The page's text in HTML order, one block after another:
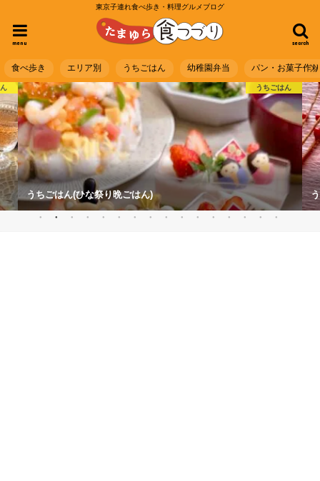
東京子連れ食べ歩き・料理グルメブログ
search
menu
食べ歩き エリア別 うちごはん 幼稚園弁当 パン・お菓子作り
うちごはん
うちごはん(ひな祭り晩ごはん)